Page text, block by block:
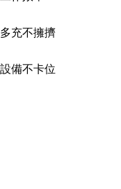
充不擁擠
備不卡位